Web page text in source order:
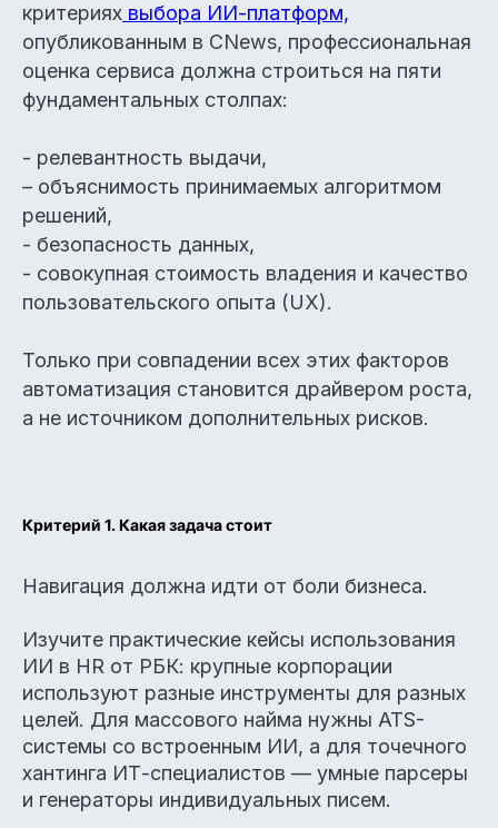
критериях выбора ИИ-платформ,
опубликованным в CNews, профессиональная
оценка сервиса должна строиться на пяти
фундаментальных столпах:
- релевантность выдачи,
– объяснимость принимаемых алгоритмом
решений,
- безопасность данных,
- совокупная стоимость владения и качество
пользовательского опыта (UX).
Только при совпадении всех этих факторов
автоматизация становится драйвером роста,
а не источником дополнительных рисков.
Критерий 1. Какая задача стоит
Навигация должна идти от боли бизнеса.
Изучите практические кейсы использования
ИИ в HR от РБК: крупные корпорации
используют разные инструменты для разных
целей. Для массового найма нужны ATS-
системы со встроенным ИИ, а для точечного
хантинга ИТ-специалистов — умные парсеры
и генераторы индивидуальных писем.